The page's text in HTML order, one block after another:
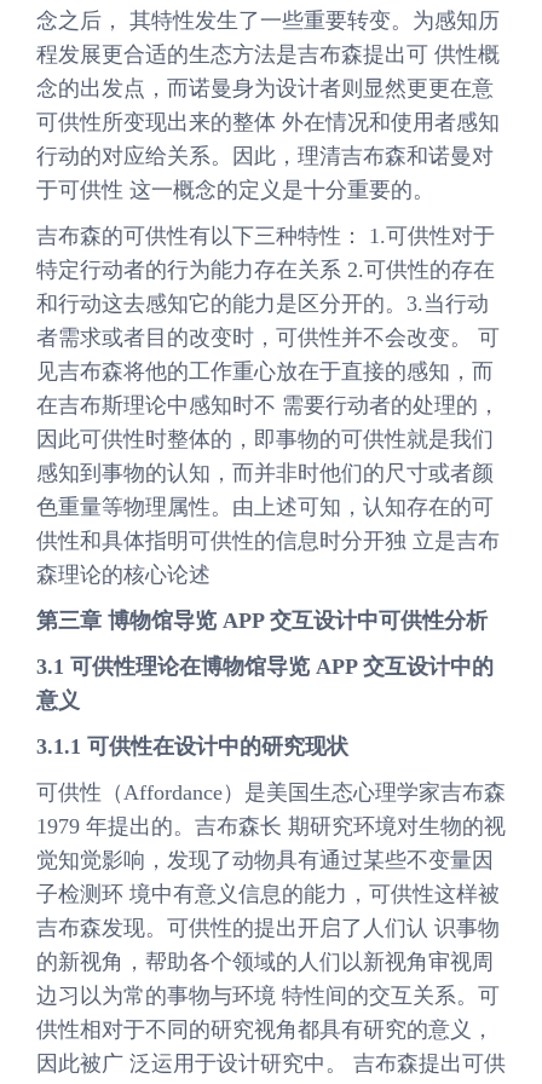
念之后， 其特性发生了一些重要转变。为感知历
程发展更合适的生态方法是吉布森提出可 供性概
念的出发点，而诺曼身为设计者则显然更更在意
可供性所变现出来的整体 外在情况和使用者感知
行动的对应给关系。因此，理清吉布森和诺曼对
于可供性 这一概念的定义是十分重要的。
吉布森的可供性有以下三种特性： 1.可供性对于
特定行动者的行为能力存在关系 2.可供性的存在
和行动这去感知它的能力是区分开的。3.当行动
者需求或者目的改变时，可供性并不会改变。 可
见吉布森将他的工作重心放在于直接的感知，而
在吉布斯理论中感知时不 需要行动者的处理的，
因此可供性时整体的，即事物的可供性就是我们
感知到事物的认知，而并非时他们的尺寸或者颜
色重量等物理属性。由上述可知，认知存在的可
供性和具体指明可供性的信息时分开独 立是吉布
森理论的核心论述
第三章 博物馆导览 APP 交互设计中可供性分析
3.1 可供性理论在博物馆导览 APP 交互设计中的
意义
3.1.1 可供性在设计中的研究现状
可供性（Affordance）是美国生态心理学家吉布森
1979 年提出的。吉布森长 期研究环境对生物的视
觉知觉影响，发现了动物具有通过某些不变量因
子检测环 境中有意义信息的能力，可供性这样被
吉布森发现。可供性的提出开启了人们认 识事物
的新视角，帮助各个领域的人们以新视角审视周
边习以为常的事物与环境 特性间的交互关系。可
供性相对于不同的研究视角都具有研究的意义，
因此被广 泛运用于设计研究中。 吉布森提出可供